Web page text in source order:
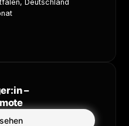
Deutschland
–